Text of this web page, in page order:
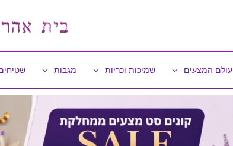
עולם המצעים שמיכות וכריות מגבות